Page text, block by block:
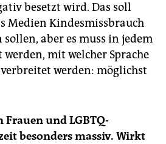
besetzt wird. Das soll
Medien Kindesmissbrauch
aber es muss in jedem
mit welcher Sprache
werden: möglichst
Frauen und LGBTQ-
besonders massiv. Wirkt